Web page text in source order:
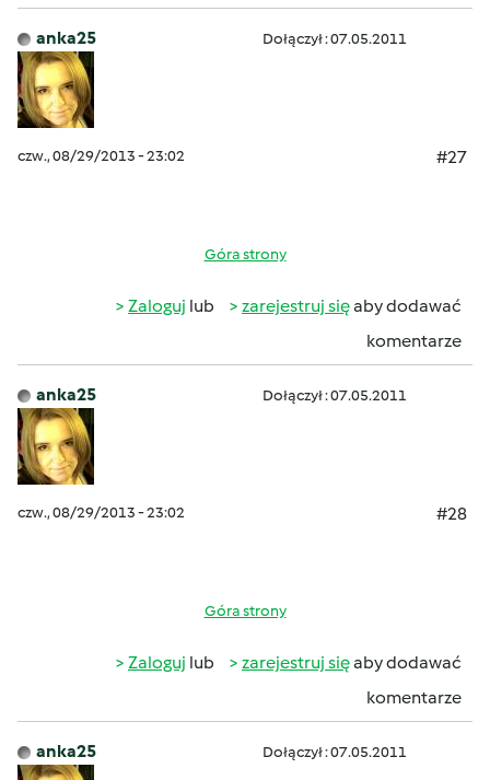
anka25 Dołączył : 07.05.2011
czw., 08/29/2013 - 23:02 #27
Góra strony
Zaloguj lub zarejestruj sięaby dodawać
komentarze
anka25 Dołączył : 07.05.2011
czw., 08/29/2013 - 23:02 #28
Góra strony
Zaloguj lub zarejestruj sięaby dodawać
komentarze
anka25 Dołączył : 07.05.2011